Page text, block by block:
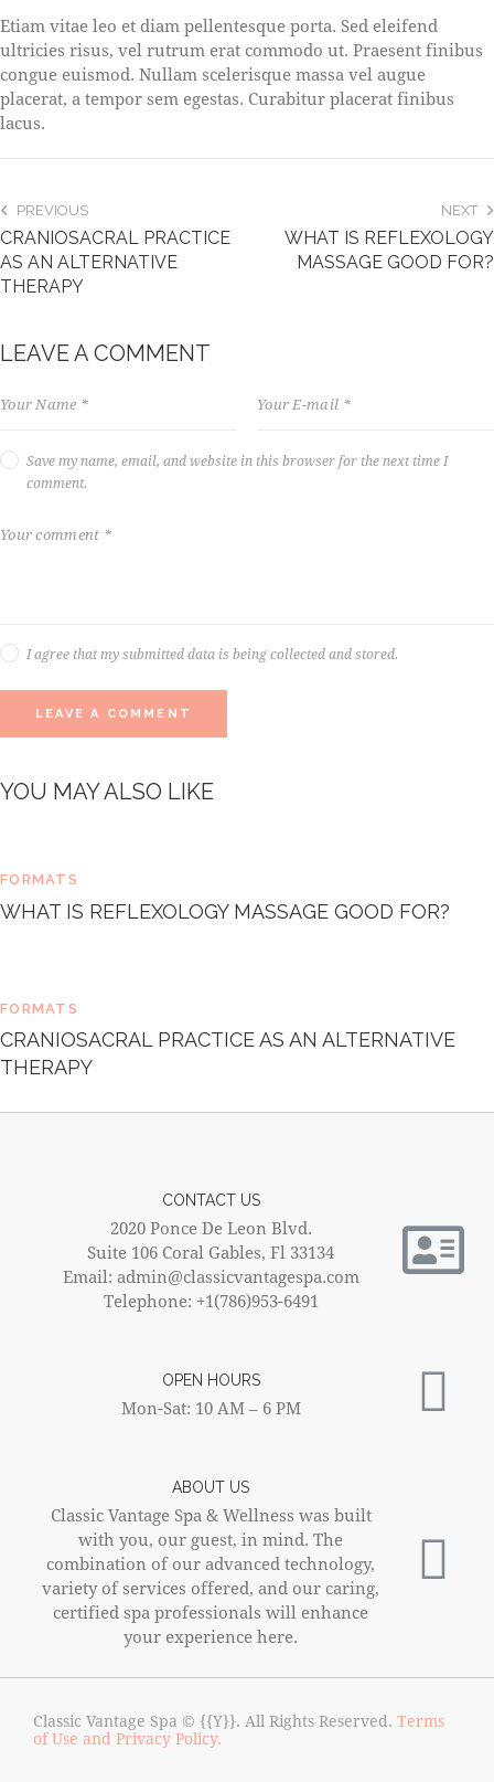
Etiam vitae leo et diam pellentesque porta. Sed eleifend
ultricies risus, vel rutrum erat commodo ut. Praesent finibus
congue euismod. Nullam scelerisque massa vel augue
placerat, a tempor sem egestas. Curabitur placerat finibus
lacus.
PREVIOUS
CRANIOSACRAL PRACTICE
AS AN ALTERNATIVE
THERAPY
NEXT
WHAT IS REFLEXOLOGY
MASSAGE GOOD FOR?
LEAVE A COMMENT
Save my name, email, and website in this browser for the next time I
comment.
I agree that my submitted data is being collected and stored.
YOU MAY ALSO LIKE
FORMATS
WHAT IS REFLEXOLOGY MASSAGE GOOD FOR?
FORMATS
CRANIOSACRAL PRACTICE AS AN ALTERNATIVE
THERAPY
ABOUT US
Classic Vantage Spa & Wellness was built
with you, our guest, in mind. The
combination of our advanced technology,
variety of services offered, and our caring,
certified spa professionals will enhance
your experience here.
OPEN HOURS
Mon-Sat: 10 AM – 6 PM
CONTACT US
2020 Ponce De Leon Blvd.
Suite 106 Coral Gables, Fl 33134
Email: admin@classicvantagespa.com
Telephone: +1(786)953-6491
Classic Vantage Spa © {{Y}}. All Rights Reserved. Terms
of Use and Privacy Policy.